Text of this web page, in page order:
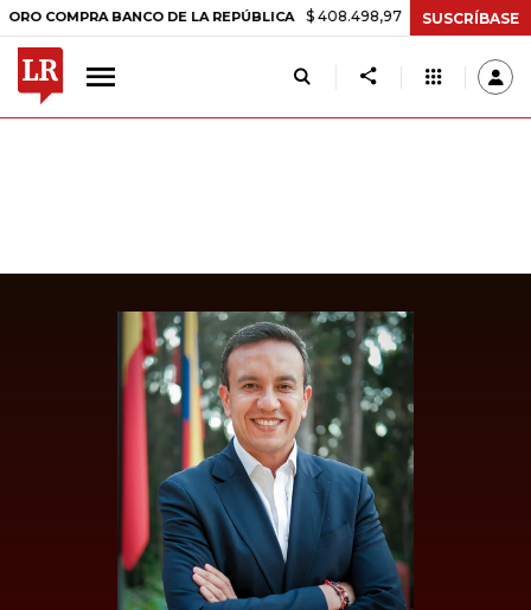
BANCO DE LA REPÚBLICA $ 408.498,97 +$ 8.753,81 +2,19%
SUSCRÍBASE